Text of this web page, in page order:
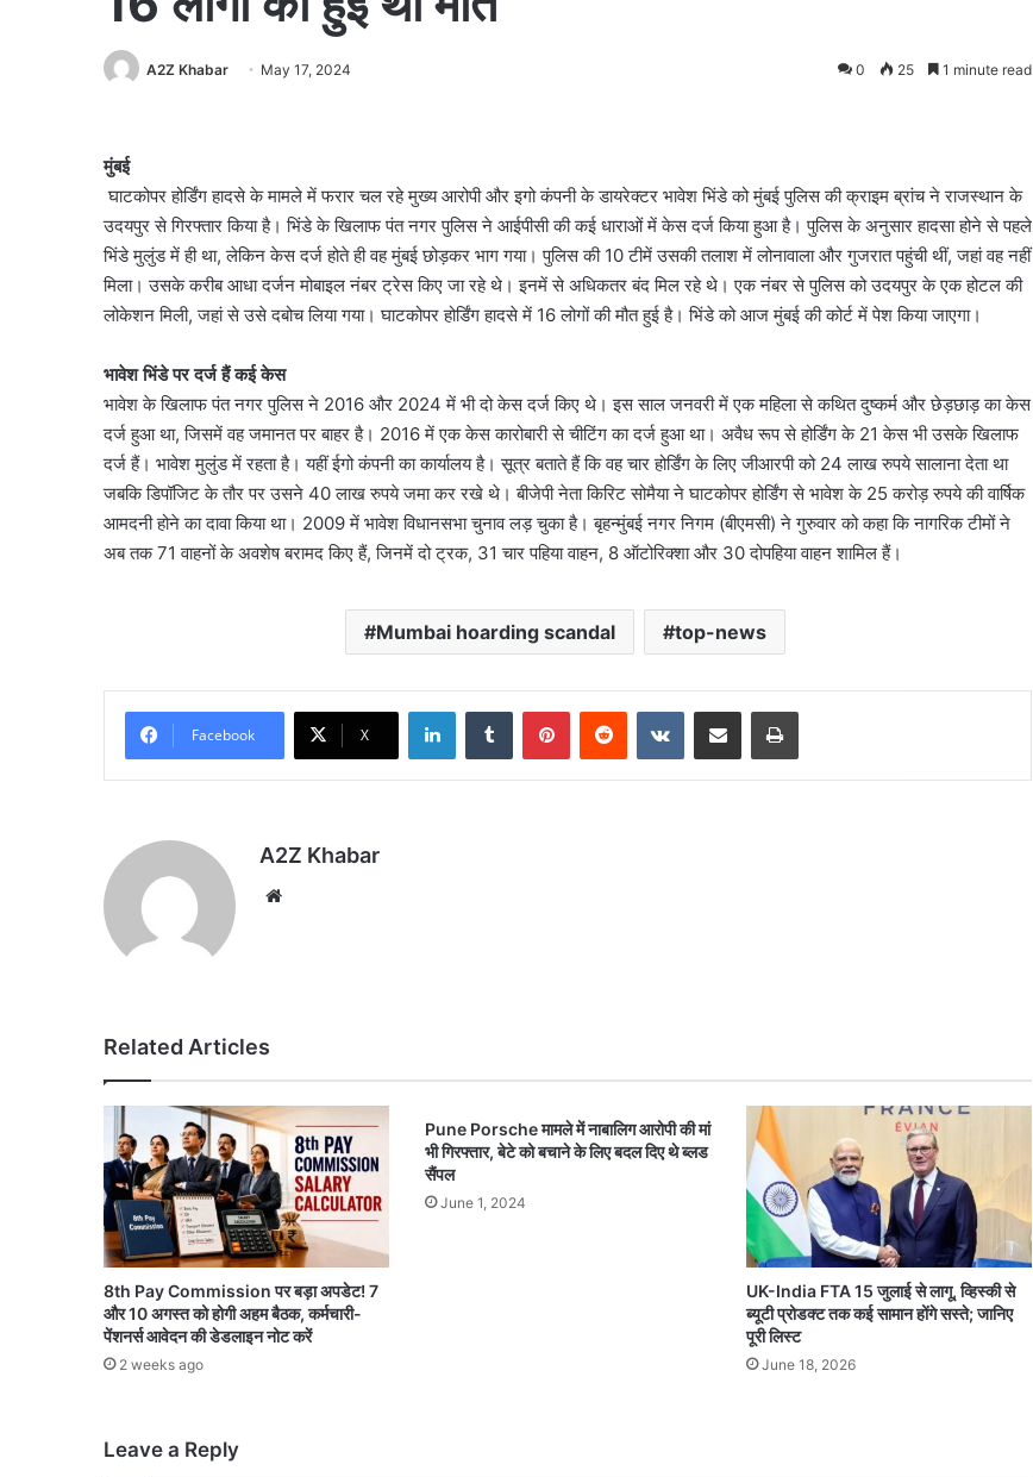
A2Z Khabar May 17, 2024 0 25 1 minute read
मुंबई
घाटकोपर होर्डिंग हादसे के मामले में फरार चल रहे मुख्य आरोपी और इगो कंपनी के डायरेक्टर भावेश भिंडे को मुंबई पुलिस की क्राइम ब्रांच ने राजस्थान के
उदयपुर से गिरफ्तार किया है। भिंडे के खिलाफ पंत नगर पुलिस ने आईपीसी की कई धाराओं में केस दर्ज किया हुआ है। पुलिस के अनुसार हादसा होने से पहले
भिंडे मुलुंड में ही था, लेकिन केस दर्ज होते ही वह मुंबई छोड़कर भाग गया। पुलिस की 10 टीमें उसकी तलाश में लोनावाला और गुजरात पहुंची थीं, जहां वह नहीं
मिला। उसके करीब आधा दर्जन मोबाइल नंबर ट्रेस किए जा रहे थे। इनमें से अधिकतर बंद मिल रहे थे। एक नंबर से पुलिस को उदयपुर के एक होटल की
लोकेशन मिली, जहां से उसे दबोच लिया गया। घाटकोपर होर्डिंग हादसे में 16 लोगों की मौत हुई है। भिंडे को आज मुंबई की कोर्ट में पेश किया जाएगा।
भावेश भिंडे पर दर्ज हैं कई केस
भावेश के खिलाफ पंत नगर पुलिस ने 2016 और 2024 में भी दो केस दर्ज किए थे। इस साल जनवरी में एक महिला से कथित दुष्कर्म और छेड़छाड़ का केस
दर्ज हुआ था, जिसमें वह जमानत पर बाहर है। 2016 में एक केस कारोबारी से चीटिंग का दर्ज हुआ था। अवैध रूप से होर्डिंग के 21 केस भी उसके खिलाफ
दर्ज हैं। भावेश मुलुंड में रहता है। यहीं ईगो कंपनी का कार्यालय है। सूत्र बताते हैं कि वह चार होर्डिंग के लिए जीआरपी को 24 लाख रुपये सालाना देता था
जबकि डिपॉजिट के तौर पर उसने 40 लाख रुपये जमा कर रखे थे। बीजेपी नेता किरिट सोमैया ने घाटकोपर होर्डिंग से भावेश के 25 करोड़ रुपये की वार्षिक
आमदनी होने का दावा किया था। 2009 में भावेश विधानसभा चुनाव लड़ चुका है। बृहन्मुंबई नगर निगम (बीएमसी) ने गुरुवार को कहा कि नागरिक टीमों ने
अब तक 71 वाहनों के अवशेष बरामद किए हैं, जिनमें दो ट्रक, 31 चार पहिया वाहन, 8 ऑटोरिक्शा और 30 दोपहिया वाहन शामिल हैं।
Mumbai hoarding scandal top-news
Facebook X
LinkedInTumblr PinterestReddit VKontakteShare via Email Print
A2Z Khabar
Related Articles
8th Pay Commission पर बड़ा अपडेट! 7
और 10 अगस्त को होगी अहम बैठक, कर्मचारी-
पेंशनर्स आवेदन की डेडलाइन नोट करें
2 weeks ago
Pune Porsche मामले में नाबालिग आरोपी की मां
भी गिरफ्तार, बेटे को बचाने के लिए बदल दिए थे ब्लड
सैंपल
June 1, 2024
UK-India FTA 15 जुलाई से लागू, व्हिस्की से
ब्यूटी प्रोडक्ट तक कई सामान होंगे सस्ते; जानिए
पूरी लिस्ट
June 18, 2026
Leave a Reply